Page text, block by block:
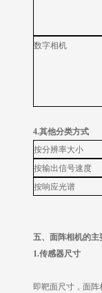
数字相机
4.其他分类方式
按分辨率大小
按输出信号速度
按响应光谱
五、面阵相机的主
1.传感器尺寸
即靶面尺寸，面